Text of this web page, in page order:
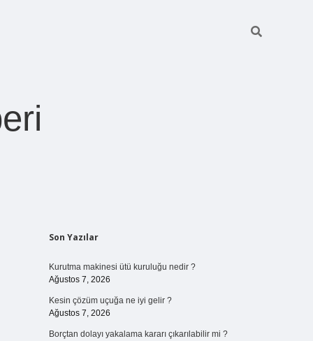
Sidebar
Son Yazılar
Kurutma makinesi ütü kuruluğu nedir ?
Ağustos 7, 2026
Kesin çözüm uçuğa ne iyi gelir ?
Ağustos 7, 2026
Borçtan dolayı yakalama kararı çıkarılabilir mi ?